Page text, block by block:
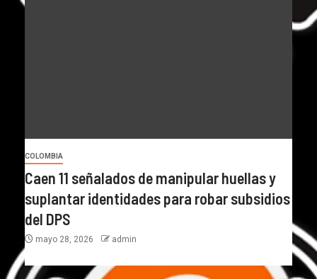
COLOMBIA
Caen 11 señalados de manipular huellas y
suplantar identidades para robar subsidios
del DPS
mayo 28, 2026 admin